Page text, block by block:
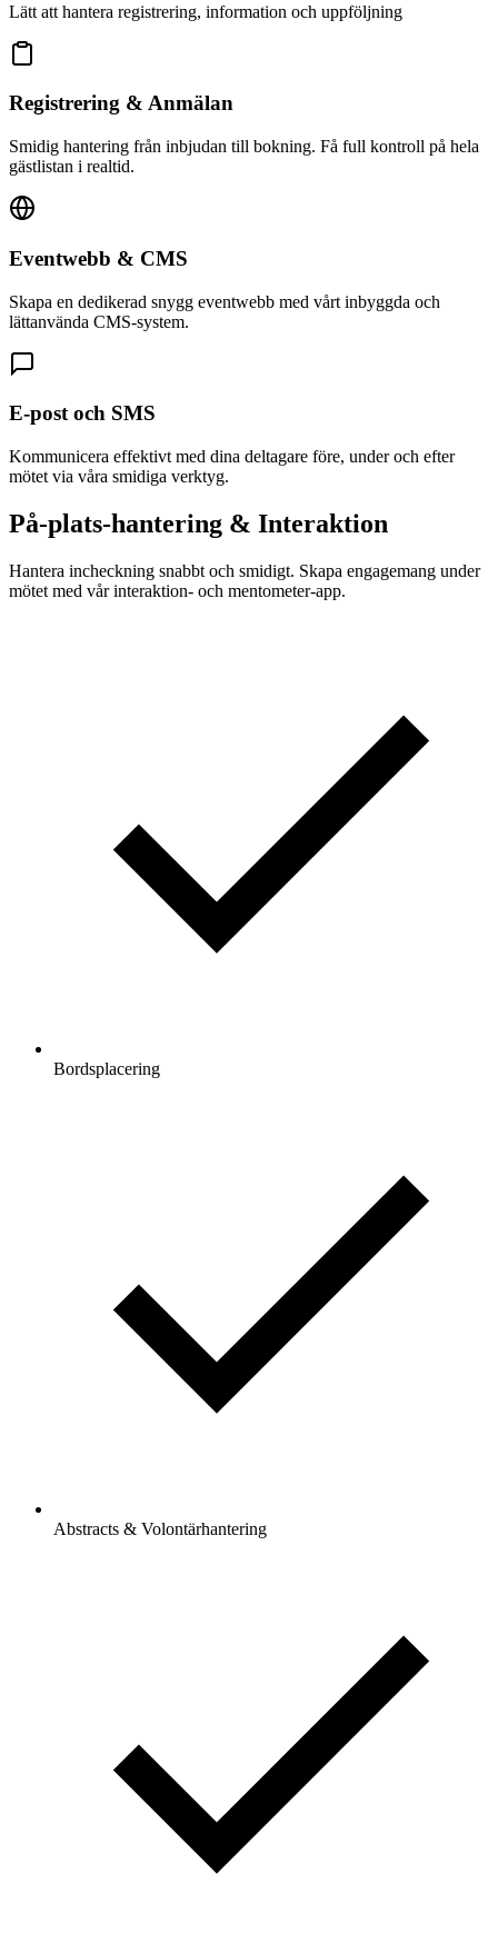
Lätt att hantera registrering, information och uppföljning
Registrering & Anmälan
Smidig hantering från inbjudan till bokning. Få full kontroll på hela
gästlistan i realtid.
Eventwebb & CMS
Skapa en dedikerad snygg eventwebb med vårt inbyggda och
lättanvända CMS-system.
E-post och SMS
Kommunicera effektivt med dina deltagare före, under och efter
mötet via våra smidiga verktyg.
På-plats-hantering & Interaktion
Hantera incheckning snabbt och smidigt. Skapa engagemang under
mötet med vår interaktion- och mentometer-app.
Bordsplacering
Abstracts & Volontärhantering